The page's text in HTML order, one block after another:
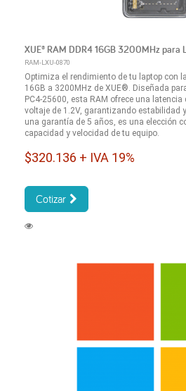
XUE® RAM DDR4 16GB 3200MHz para
RAM-LXU-0870
Optimiza el rendimiento de tu laptop con
16GB a 3200MHz de XUE®. Diseñada
PC4-25600, esta RAM ofrece una latencia
voltaje de 1.2V, garantizando estabilidad
una garantía de 5 años, es una elección
capacidad y velocidad de tu equipo.
$320.136 + IVA 19%
Cotizar